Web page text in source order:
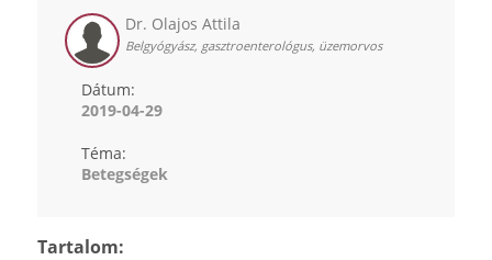
Dr. Olajos Attila
Belgyógyász, gasztroenterológus, üzemorvos
Dátum:
2019-04-29
Téma:
Betegségek
Tartalom: